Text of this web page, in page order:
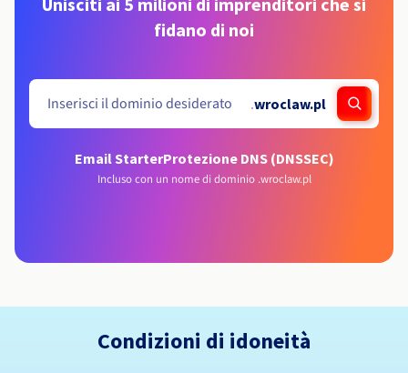
fidano di noi
.wroclaw.pl
Email StarterProtezione DNS (DNSSEC)
Incluso con un nome di dominio .wroclaw.pl
Condizioni di idoneità